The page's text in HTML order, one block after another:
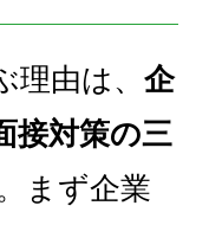
理由は、企
接対策の三
まず企業